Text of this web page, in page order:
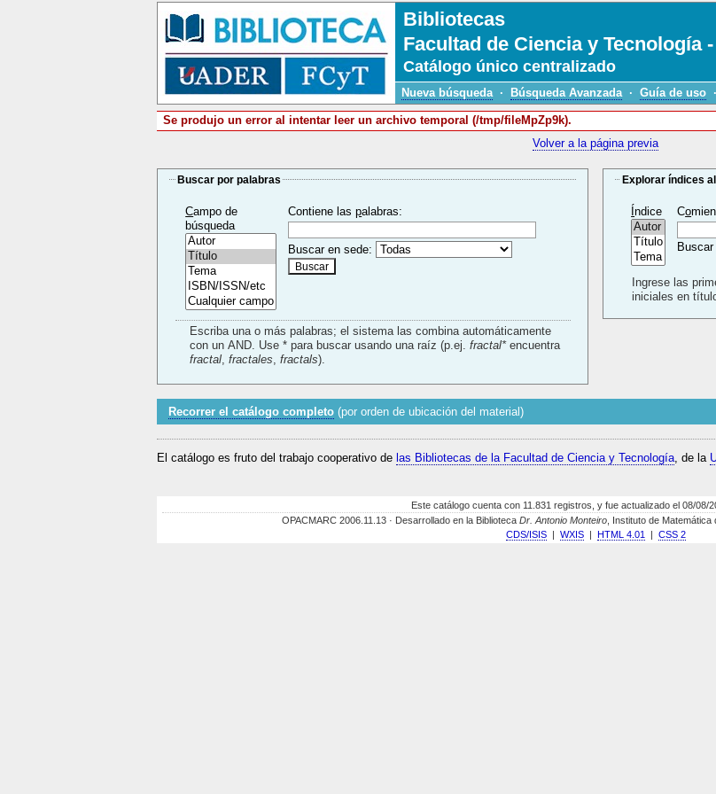
Bibliotecas
Facultad de Ciencia y Tecnología
Catálogo único centralizado
Nueva búsqueda· Búsqueda Avanzada· Guía de uso·
Se produjo un error al intentar leer un archivo temporal (/tmp/fileMpZp9k).
Volver a la página previa
Buscar por palabras
Campo de
búsqueda
Contiene laspalabras:
Buscar en sede:
Escriba una o más palabras; el sistema las combina automáticamente
con un AND. Use * para buscar usando una raíz (p.ej.fractal*encuentra
fractal ,fractales ,fractals).
Explorar índices
Índice Co
Ingrese las
iniciales en
Recorrer el catálogo completo (por orden de ubicación del material)
El catálogo es fruto del trabajo cooperativo de las Bibliotecas de la Facultad de Ciencia y Tecnología , de la
Este catálogo cuenta con 11.831 registros, y fue actualizado el 08/08/
OPACMARC 2006.11.13 · Desarrollado en la Biblioteca Dr. Antonio Monteiro , Instituto de
CDS/ISIS| WXIS| HTML 4.01 | CSS 2